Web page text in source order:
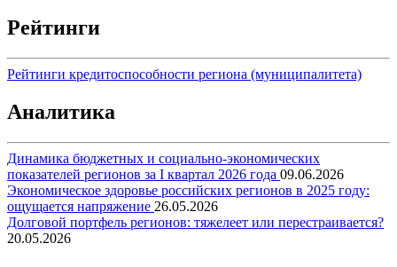
Рейтинги
Рейтинги кредитоспособности региона (муниципалитета)
Аналитика
Динамика бюджетных и социально-экономических
показателей регионов за I квартал 2026 года 09.06.2026
Экономическое здоровье российских регионов в 2025 году:
ощущается напряжение 26.05.2026
Долговой портфель регионов: тяжелеет или перестраивается?
20.05.2026